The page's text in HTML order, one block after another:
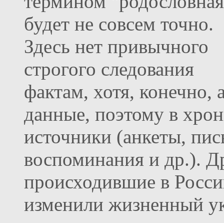
будет не совсем точно.
Здесь нет привычного
строгого следования
фактам, хотя, конечно,
данные, поэтому в
источники (анкеты,
воспоминания и др.).
происходившие в
изменили жизненный